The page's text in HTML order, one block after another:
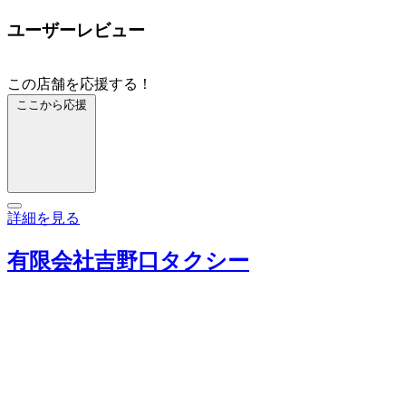
ユーザーレビュー
この店舗を応援する！
ここから応援
詳細を見る
有限会社吉野口タクシー